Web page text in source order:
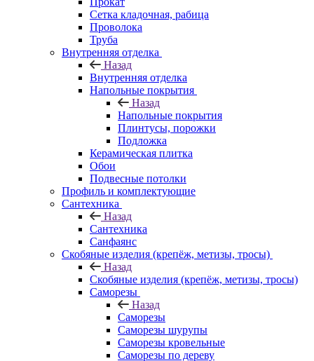
Сетка кладочная, рабица
Проволока
Труба
Внутренняя отделка
Назад
Внутренняя отделка
Напольные покрытия
Назад
Напольные покрытия
Плинтусы, порожки
Подложка
Керамическая плитка
Обои
Подвесные потолки
Профиль и комплектующие
Сантехника
Назад
Сантехника
Санфаянс
Скобяные изделия (крепёж, метизы, тросы)
Назад
Скобяные изделия (крепёж, метизы, тросы)
Саморезы
Назад
Саморезы
Саморезы шурупы
Саморезы кровельные
Саморезы по дереву